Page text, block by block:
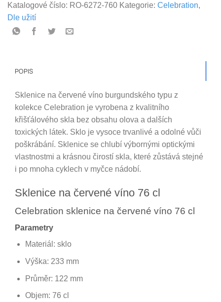
Katalogové číslo: RO-6272-760 Kategorie: Celebration,
Dle užití
POPIS
Sklenice na červené víno burgundského typu z
kolekce Celebration je vyrobena z kvalitního
křišťálového skla bez obsahu olova a dalších
toxických látek. Sklo je vysoce trvanlivé a odolné vůči
poškrábání. Sklenice se chlubí výbornými optickými
vlastnostmi a krásnou čirostí skla, které zůstává stejné
i po mnoha cyklech v myčce nádobí.
Sklenice na červené víno 76 cl
Celebration sklenice na červené víno 76 cl
Parametry
Materiál: sklo
Výška: 233 mm
Průměr: 122 mm
Objem: 76 cl